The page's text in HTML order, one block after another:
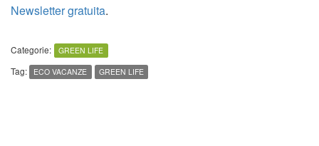
Newsletter gratuita.
Categorie: GREEN LIFE
Tag: ECO VACANZE GREEN LIFE